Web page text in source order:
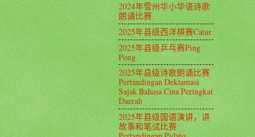
2024年雪州华小华语诗歌
朗诵比赛
2025年县级西洋棋赛Catur
2025年县级乒乓赛Ping
Pong
2025年县级诗歌朗诵比赛
Pertandingan Deklamasi
Sajak Bahasa Cina Peringkat
Daerah
2025年县级国语演讲，讲
故事和笔试比赛